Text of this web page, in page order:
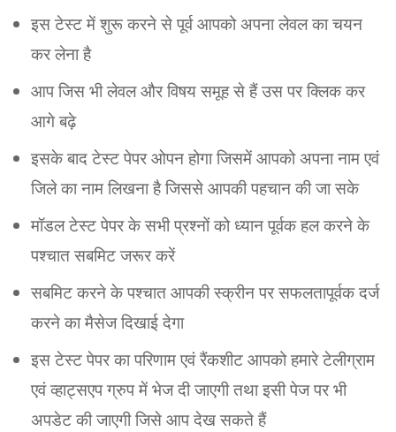
इस टेस्ट में शुरू करने से पूर्व आपको अपना लेवल का चयन
कर लेना है
आप जिस भी लेवल और विषय समूह से हैं उस पर क्लिक कर
आगे बढ़े
इसके बाद टेस्ट पेपर ओपन होगा जिसमें आपको अपना नाम एवं
जिले का नाम लिखना है जिससे आपकी पहचान की जा सके
मॉडल टेस्ट पेपर के सभी प्रश्नों को ध्यान पूर्वक हल करने के
पश्चात सबमिट जरूर करें
सबमिट करने के पश्चात आपकी स्क्रीन पर सफलतापूर्वक दर्ज
करने का मैसेज दिखाई देगा
इस टेस्ट पेपर का परिणाम एवं रैंकशीट आपको हमारे टेलीग्राम
एवं व्हाट्सएप ग्रुप में भेज दी जाएगी तथा इसी पेज पर भी
अपडेट की जाएगी जिसे आप देख सकते हैं